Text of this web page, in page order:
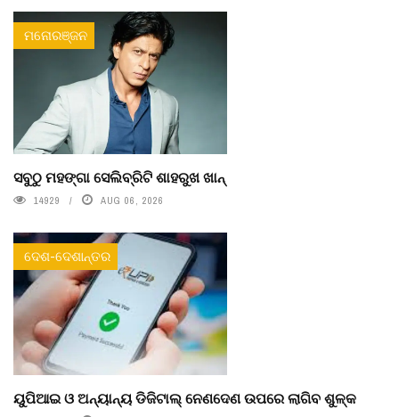
ମନୋରଞ୍ଜନ
ସବୁଠୁ ମହଙ୍ଗା ସେଲିବ୍ରିଟି ଶାହରୁଖ ଖାନ୍
14929 AUG 06, 2026
ଦେଶ-ଦେଶାନ୍ତର
ୟୁପିଆଇ ଓ ଅନ୍ୟାନ୍ୟ ଡିଜିଟାଲ୍ ନେଣଦେଣ ଉପରେ ଲାଗିବ ଶୁଳ୍କ